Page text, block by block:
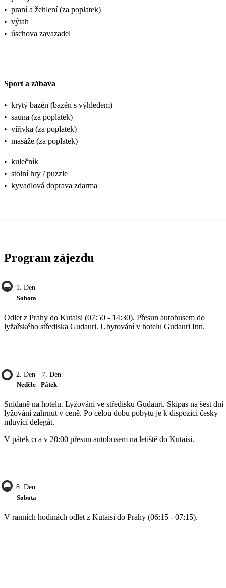
• praní a žehlení (za poplatek)
• výtah
• úschova zavazadel
Sport a zábava
• krytý bazén (bazén s výhledem)
• sauna (za poplatek)
• vířivka (za poplatek)
• masáže (za poplatek)
• kulečník
• stolní hry / puzzle
• kyvadlová doprava zdarma
Program zájezdu
1. Den
Sobota
Odlet z Prahy do Kutaisi (07:50 - 14:30). Přesun autobusem do
lyžařského střediska Gudauri. Ubytování v hotelu Gudauri Inn.
2. Den - 7. Den
Neděle - Pátek
Snídaně na hotelu. Lyžování ve středisku Gudauri. Skipas na šest dní
lyžování zahrnut v ceně. Po celou dobu pobytu je k dispozici česky
mluvící delegát.
V pátek cca v 20:00 přesun autobusem na letiště do Kutaisi.
8. Den
Sobota
V ranních hodinách odlet z Kutaisi do Prahy (06:15 - 07:15).